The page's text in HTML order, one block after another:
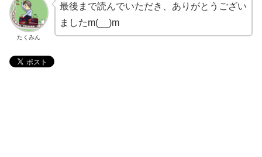
たくみん
最後まで読んでいただき、ありがとうござい
ましたm(__)m